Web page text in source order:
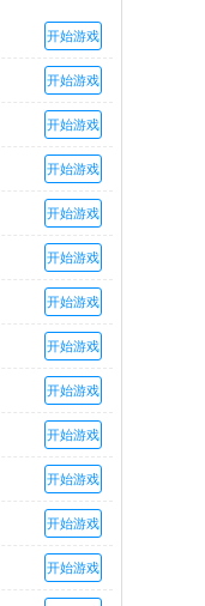
开始游戏
开始游戏
开始游戏
开始游戏
开始游戏
开始游戏
开始游戏
开始游戏
开始游戏
开始游戏
开始游戏
开始游戏
开始游戏